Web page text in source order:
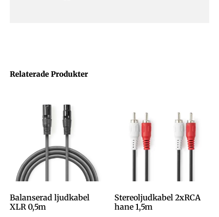
Relaterade Produkter
Balanserad ljudkabel
XLR 0,5m
Stereoljudkabel 2xRCA
hane 1,5m